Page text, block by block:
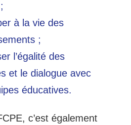
à la vie des
;
l’égalité des
et le dialogue avec
éducatives.
c’est également